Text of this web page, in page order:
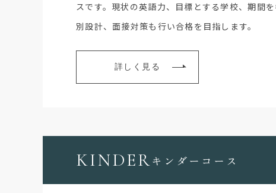
スです。現状の英語力、目標とする学校、期間
別設計、面接対策も行い合格を目指します。
詳しく見る
KINDERキンダーコース